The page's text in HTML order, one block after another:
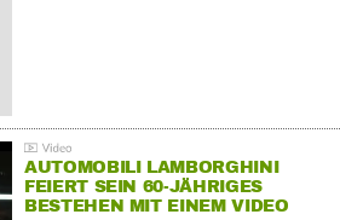
AUTOMOBILI LAMBORGHINI
FEIERT SEIN 60-JÄHRIGES
BESTEHEN MIT EINEM VIDEO